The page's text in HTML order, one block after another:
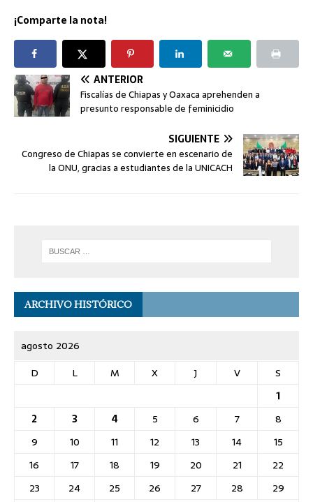
¡Comparte la nota!
ANTERIOR
Fiscalías de Chiapas y Oaxaca aprehenden a
presunto responsable de feminicidio
SIGUIENTE
Congreso de Chiapas se convierte en escenario de
la ONU, gracias a estudiantes de la UNICACH
ARCHIVO HISTÓRICO
agosto 2026
D
L M X J V
S
1
2
3 4 5 6 7
8
9
10 11 12 13 14
15
16
17 18 19 20 21
22
23
24 25 26 27 28
29